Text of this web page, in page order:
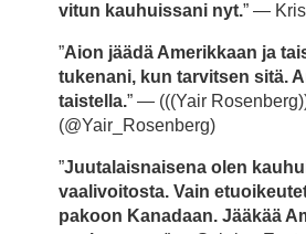
vitun kauhuissani nyt.” —
”Aion jäädä Amerikkaan ja
tukenani, kun tarvitsen sitä.
taistella.” — (((Yair
(@Yair_Rosenberg)
”Juutalaisnaisena olen
vaalivoitosta. Vain
pakoon Kanadaan. Jääkää